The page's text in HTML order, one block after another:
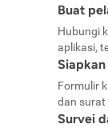
Buat
Hubungi
aplikasi,
Formulir
dan surat
Survei